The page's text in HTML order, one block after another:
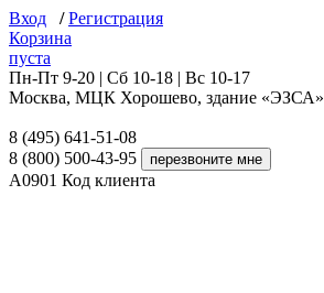
Вход / Регистрация
Корзина
пуста
Пн-Пт 9-20 | Сб 10-18 | Вс 10-17
Москва, МЦК Хорошево, здание «ЭЗСА»
8 (495) 641-51-08
8 (800) 500-43-95
A0901 Код клиента